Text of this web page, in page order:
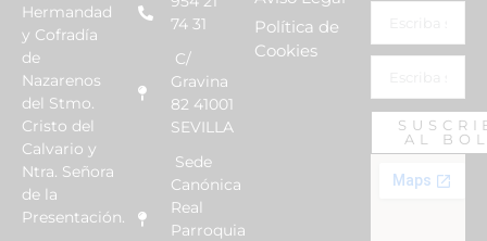
Hermandad
y Cofradía
de
Nazarenos
del Stmo.
Cristo del
Calvario y
Ntra. Señora
de la
Presentación.
74 31
C/
Gravina
82 41001
SEVILLA
Sede
Canónica
Real
Parroquia
Política de
Cookies
AL